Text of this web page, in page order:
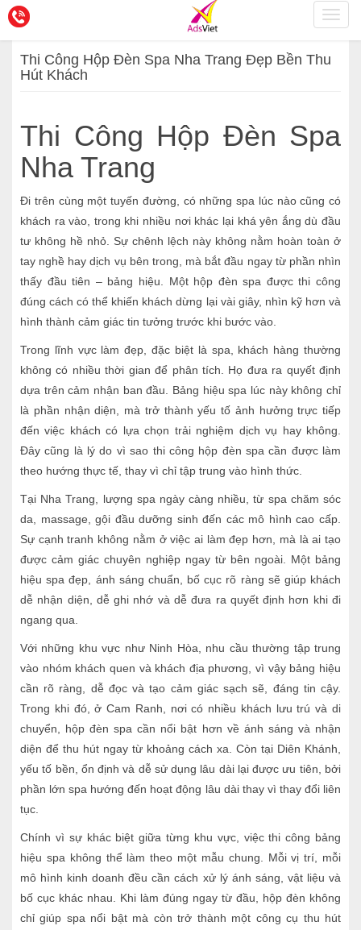
Thi Công Hộp Đèn Spa Nha Trang Đẹp Bền Thu
Hút Khách
Thi Công Hộp Đèn Spa
Nha Trang
Đi trên cùng một tuyến đường, có những spa lúc nào cũng có
khách ra vào, trong khi nhiều nơi khác lại khá yên ắng dù đầu
tư không hề nhỏ. Sự chênh lệch này không nằm hoàn toàn ở
tay nghề hay dịch vụ bên trong, mà bắt đầu ngay từ phần nhìn
thấy đầu tiên – bảng hiệu. Một hộp đèn spa được thi công
đúng cách có thể khiến khách dừng lại vài giây, nhìn kỹ hơn và
hình thành cảm giác tin tưởng trước khi bước vào.
Trong lĩnh vực làm đẹp, đặc biệt là spa, khách hàng thường
không có nhiều thời gian để phân tích. Họ đưa ra quyết định
dựa trên cảm nhận ban đầu. Bảng hiệu spa lúc này không chỉ
là phần nhận diện, mà trở thành yếu tố ảnh hưởng trực tiếp
đến việc khách có lựa chọn trải nghiệm dịch vụ hay không.
Đây cũng là lý do vì sao thi công hộp đèn spa cần được làm
theo hướng thực tế, thay vì chỉ tập trung vào hình thức.
Tại Nha Trang, lượng spa ngày càng nhiều, từ spa chăm sóc
da, massage, gội đầu dưỡng sinh đến các mô hình cao cấp.
Sự cạnh tranh không nằm ở việc ai làm đẹp hơn, mà là ai tạo
được cảm giác chuyên nghiệp ngay từ bên ngoài. Một bảng
hiệu spa đẹp, ánh sáng chuẩn, bố cục rõ ràng sẽ giúp khách
dễ nhận diện, dễ ghi nhớ và dễ đưa ra quyết định hơn khi đi
ngang qua.
Với những khu vực như Ninh Hòa, nhu cầu thường tập trung
vào nhóm khách quen và khách địa phương, vì vậy bảng hiệu
cần rõ ràng, dễ đọc và tạo cảm giác sạch sẽ, đáng tin cậy.
Trong khi đó, ở Cam Ranh, nơi có nhiều khách lưu trú và di
chuyển, hộp đèn spa cần nổi bật hơn về ánh sáng và nhận
diện để thu hút ngay từ khoảng cách xa. Còn tại Diên Khánh,
yếu tố bền, ổn định và dễ sử dụng lâu dài lại được ưu tiên, bởi
phần lớn spa hướng đến hoạt động lâu dài thay vì thay đổi liên
tục.
Chính vì sự khác biệt giữa từng khu vực, việc thi công bảng
hiệu spa không thể làm theo một mẫu chung. Mỗi vị trí, mỗi
mô hình kinh doanh đều cần cách xử lý ánh sáng, vật liệu và
bố cục khác nhau. Khi làm đúng ngay từ đầu, hộp đèn không
chỉ giúp spa nổi bật mà còn trở thành một công cụ thu hút